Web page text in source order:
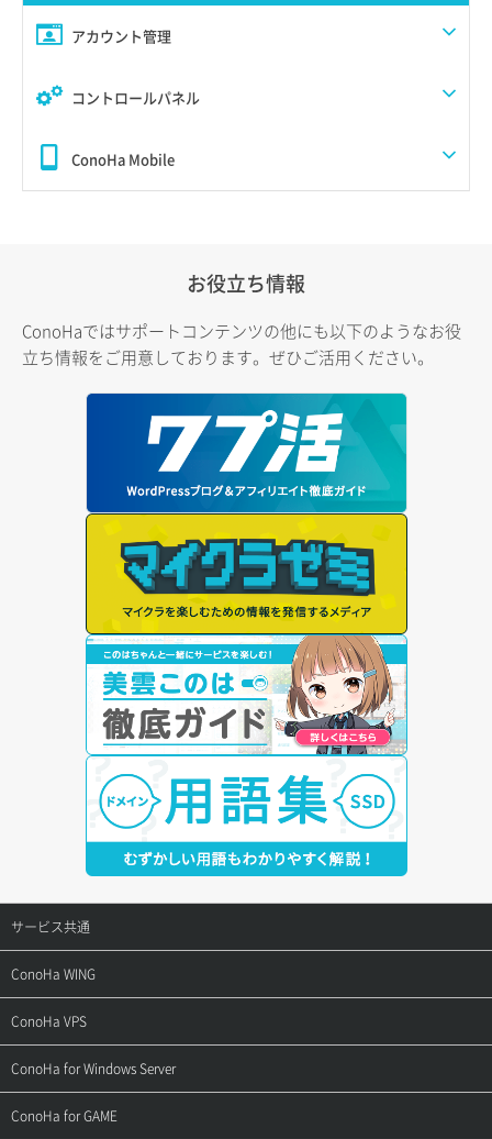
アカウント管理
コントロールパネル
ConoHa Mobile
お役立ち情報
ConoHaではサポートコンテンツの他にも以下のようなお役
立ち情報をご用意しております。ぜひご活用ください。
サービス共通
サポートトップ
ご契約・お支払い
用語集
ConoHa WING
サポートトップ
ご利用ガイド
ConoHa VPS
サポートトップ
ご利用ガイド
ConoHa for Windows Server
サポートトップ
ConoHa for GAME